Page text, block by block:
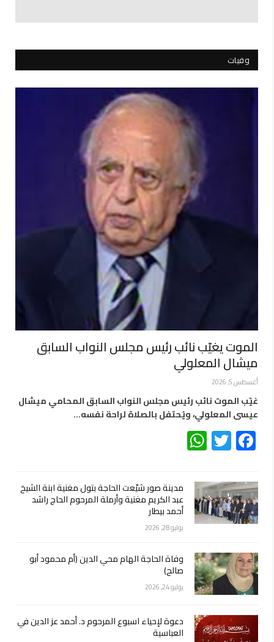
وفيات
الموت يغيّب نائب رئيس مجلس النواب السابق
ميشال المعلولي
أغسطس 5, 2026
غيّب الموت نائب رئيس مجلس النواب السابق المحامي ميشال
عيسى المعلولي، ويُحتفل بالصلاة لراحة نفسه…
Facebook
Twitter
مدينة صور شيّعت الحاجة بتول مغنية ابنة الشيخ
عبد الكريم مغنية وأرملة المرحوم الحاج راشد
أحمد بيطار
يوليو 28, 2026
وفاة الحاجة الهام محي الدين (أم محمود أبو
صالح)
يوليو 24, 2026
دعوة لإحياء اسبوع المرحوم د. أحمد عز الدين في
العباسية